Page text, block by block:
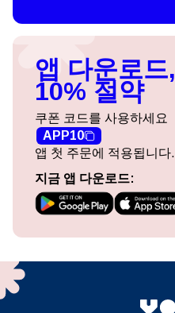
앱 다운로드,
10% 절약
쿠폰 코드를 사용하세요
APP10
앱 첫 주문에 적용됩니다.
지금 앱 다운로드: